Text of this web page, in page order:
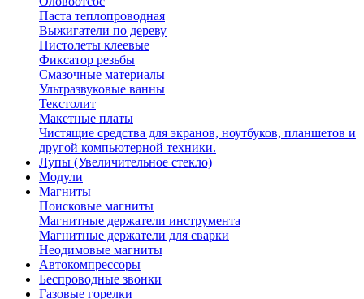
Паста теплопроводная
Выжигатели по дереву
Пистолеты клеевые
Фиксатор резьбы
Смазочные материалы
Ультразвуковые ванны
Текстолит
Макетные платы
Чистящие средства для экранов, ноутбуков, планшетов и
другой компьютерной техники.
Лупы (Увеличительное стекло)
Модули
Магниты
Поисковые магниты
Магнитные держатели инструмента
Магнитные держатели для сварки
Неодимовые магниты
Автокомпрессоры
Беспроводные звонки
Газовые горелки